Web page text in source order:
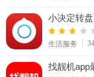
小决定转
生活服务
找靓机app